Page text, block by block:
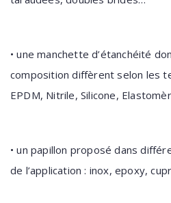
• une manchette d’étanchéité
composition diffèrent selon les
EPDM, Nitrile, Silicone,
• un papillon proposé dans
de l’application : inox, epoxy,